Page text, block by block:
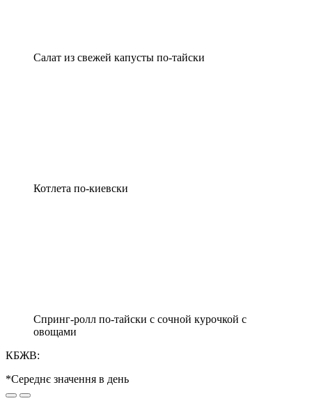
Салат из свежей капусты по-тайски
Котлета по-киевски
Спринг-ролл по-тайски с сочной курочкой с
овощами
КБЖВ:
*Середнє значення в день